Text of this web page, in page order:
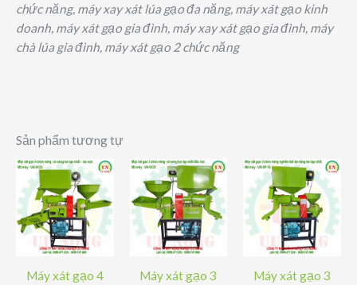
chức năng, máy xay xát lúa gạo đa năng, máy xát gạo kinh
doanh, máy xát gạo gia đình, máy xay xát gạo gia đình, máy
chà lúa gia đình, máy xát gạo 2 chức năng
Sản phẩm tương tự
Máy xát gạo 4
Máy xát gạo 3
Máy xát gạo 3